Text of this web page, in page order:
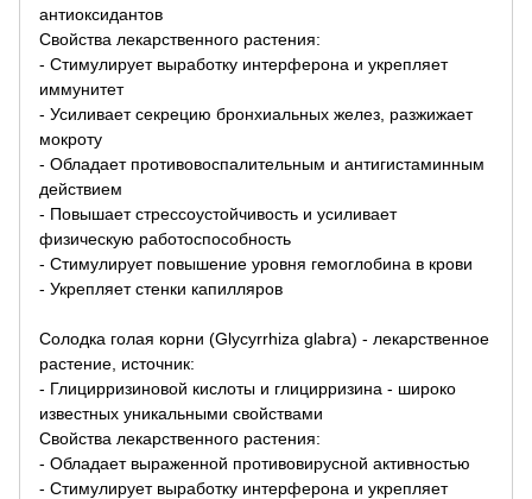
антиоксидантов
Свойства лекарственного растения:
- Стимулирует выработку интерферона и укрепляет
иммунитет
- Усиливает секрецию бронхиальных желез, разжижает
мокроту
- Обладает противовоспалительным и антигистаминным
действием
- Повышает стрессоустойчивость и усиливает
физическую работоспособность
- Стимулирует повышение уровня гемоглобина в крови
- Укрепляет стенки капилляров
Солодка голая корни (Glycyrrhiza glabra) - лекарственное
растение, источник:
- Глицирризиновой кислоты и глицирризина - широко
известных уникальными свойствами
Свойства лекарственного растения:
- Обладает выраженной противовирусной активностью
- Стимулирует выработку интерферона и укрепляет